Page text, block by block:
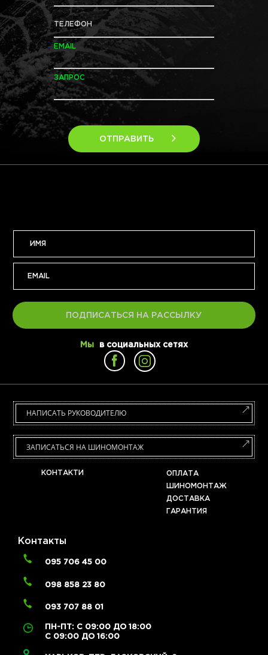
ТЕЛЕФОН
EMAIL
ЗАПРОС
ОТПРАВИТЬ
ПОДПИСАТЬСЯ НА РАССЫЛКУ
Мы в социальных сетях
НАПИСАТЬ РУКОВОДИТЕЛЮ
ЗАПИСАТЬСЯ НА ШИНОМОНТАЖ
КОНТАКТИ
ОПЛАТА
ШИНОМОНТАЖ
ДОСТАВКА
ГАРАНТИЯ
Контакты
095 706 45 00
098 858 23 80
093 707 88 01
ПН-ПТ: С 09:00 ДО 18:00
С 09:00 ДО 16:00